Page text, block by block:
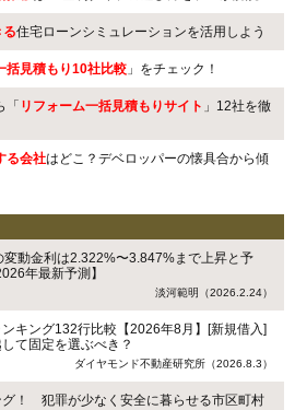
住宅ローンシミュレーションを活用しよう
括見積もり10社比較 」をチェック！
「 リフォーム一括見積もりサイト 」12社を徹
る会社はどこ？デベロッパーの懐具合から傾
動金利は2.322%〜3.847%まで上昇と予
年最新予測】
淡河範明（2026.2.24）
キング132行比較【2026年8月】[新規借入]
て固定を選ぶべき？
ダイヤモンド不動産研究所（2026.8.3）
グ！ 犯罪が少なく安全に暮らせる市区町村